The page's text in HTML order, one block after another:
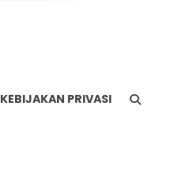
KEBIJAKAN PRIVASI